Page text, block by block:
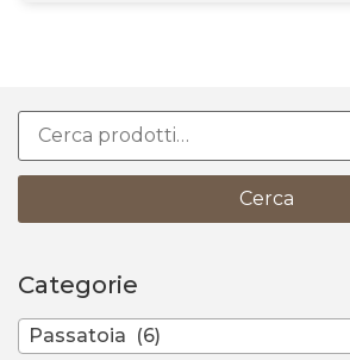
Cerca
Categorie
Passatoia (6)